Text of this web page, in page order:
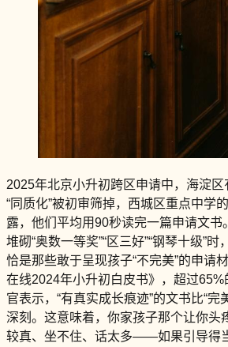
2025年北京小升初跨区申请中，海淀区
“同质化”被初审筛掉，西城区重点中学
露，他们平均用90秒读完一篇申请文书
堆砌“奥数一等奖”“区三好”“钢琴十级”
恰是那些敢于呈现孩子“不完美”的申请
在线2024年小升初白皮书》，超过
官表示，“有真实成长痕迹”的文书比“完
深刻。这意味着，你家孩子那个让你
较真、坐不住、话太多——如果引导得